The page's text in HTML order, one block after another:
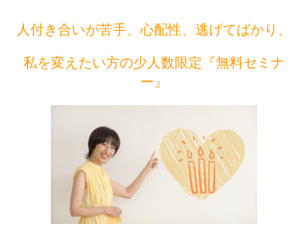
人付き合いが苦手、心配性、逃げてばかり、
私を変えたい方の少人数限定『無料セミナ
ー』
BLOG